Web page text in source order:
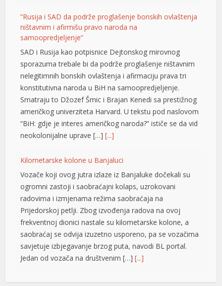
”Rusija i SAD da podrže proglašenje bonskih ovlaštenja
ništavnim i afirmišu pravo naroda na
samoopredjeljenje”
SAD i Rusija kao potpisnice Dejtonskog mirovnog
sporazuma trebale bi da podrže proglašenje ništavnim
nelegitimnih bonskih ovlaštenja i afirmaciju prava tri
konstitutivna naroda u BiH na samoopredjeljenje.
Smatraju to Džozef Šmic i Brajan Kenedi sa prestižnog
američkog univerziteta Harvard. U tekstu pod naslovom
“BiH: gdje je interes američkog naroda?” ističe se da vid
neokolonijalne uprave […][...]
Kilometarske kolone u Banjaluci
Vozače koji ovog jutra izlaze iz Banjaluke dočekali su
ogromni zastoji i saobraćajni kolaps, uzrokovani
radovima i izmjenama režima saobraćaja na
Prijedorskoj petlji. Zbog izvođenja radova na ovoj
frekventnoj dionici nastale su kilometarske kolone, a
saobraćaj se odvija izuzetno usporeno, pa se vozačima
savjetuje izbjegavanje brzog puta, navodi BL portal.
Jedan od vozača na društvenim […][...]
Pripremite kišobrane: Nakon vrelog dana stižu pljuskovi i